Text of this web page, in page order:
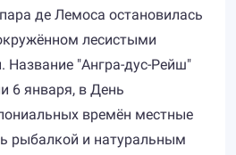
де Лемоса остановилась
лесистыми
Название "Ангра-дус-Рейш"
6 января, в День
времён местные
рыбалкой и натуральным